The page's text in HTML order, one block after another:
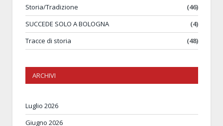
Storia/Tradizione
(46)
SUCCEDE SOLO A BOLOGNA
(4)
Tracce di storia
(48)
ARCHIVI
Luglio 2026
Giugno 2026